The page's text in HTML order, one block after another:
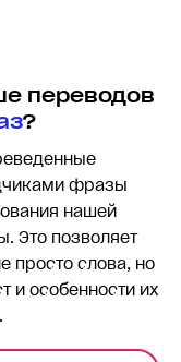
переводов
?
фразы
нашей
Это позволяет
просто слова, но
и особенности их